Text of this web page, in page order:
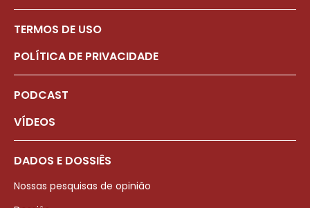
TERMOS DE USO
POLÍTICA DE PRIVACIDADE
PODCAST
VÍDEOS
DADOS E DOSSIÊS
Nossas pesquisas de opinião